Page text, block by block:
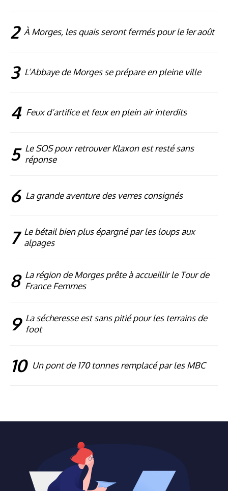
2 À Morges, les quais seront fermés pour le 1er août
3 L’Abbaye de Morges se prépare en pleine ville
4 Feux d’artifice et feux en plein air interdits
5 Le SOS pour retrouver Klaxon est resté sans
réponse
6 La grande aventure des verres consignés
7 Le bétail bien plus épargné par les loups aux
alpages
8 La région de Morges prête à accueillir le Tour de
France Femmes
9 La sécheresse est sans pitié pour les terrains de
foot
10 Un pont de 170 tonnes remplacé par les MBC